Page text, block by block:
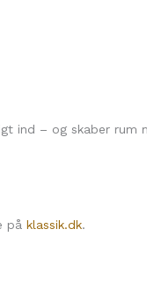
ind – og skaber rum
på klassik.dk.